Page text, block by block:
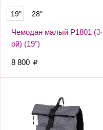
19" 28"
Чемодан малый Р1801 (3-
ой) (19")
8 800 p